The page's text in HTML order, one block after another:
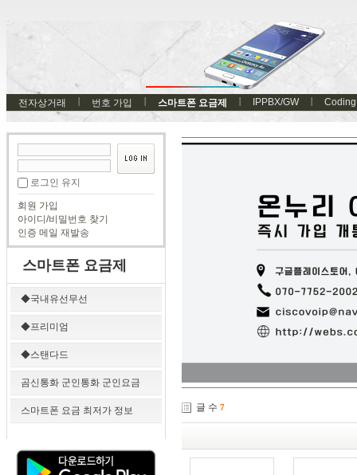
전자상거래 번호 가입 스마트폰 요금제 IPPBX/GW Coding
로그인 유지
회원 가입
아이디/비밀번호 찾기
인증 메일 재발송
스마트폰 요금제
◆국내유선무선
◆프리미엄
◆스탠다드
곰신통화 군인통화 군인요금
스마트폰 요금 최저가 정보 글 수 7